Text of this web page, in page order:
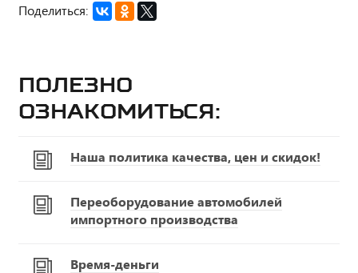
Поделиться:
Полезно
ознакомиться:
Наша политика качества, цен и скидок!
Переоборудование автомобилей
импортного производства
Время-деньги